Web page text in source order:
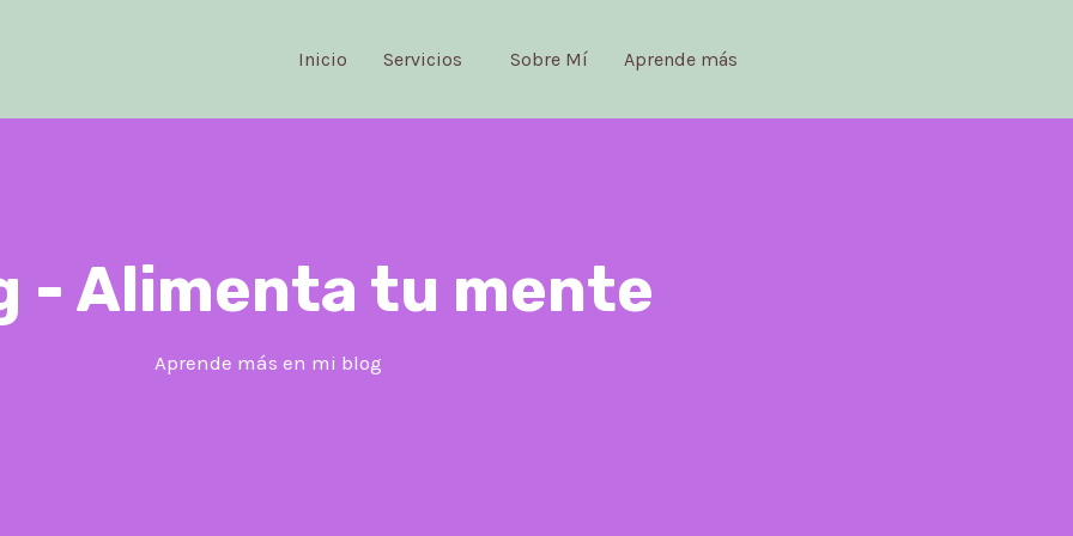
Inicio Servicios Sobre Mí Aprende más
- Alimenta tu mente
Aprende más en mi blog